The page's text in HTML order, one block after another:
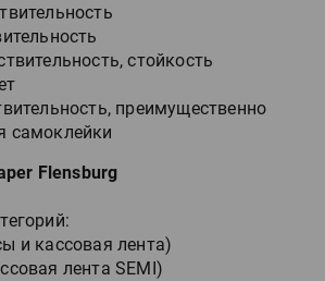
стойкость
преимущественно
самоклейки
Flensburg
и кассовая лента)
лента SEMI)